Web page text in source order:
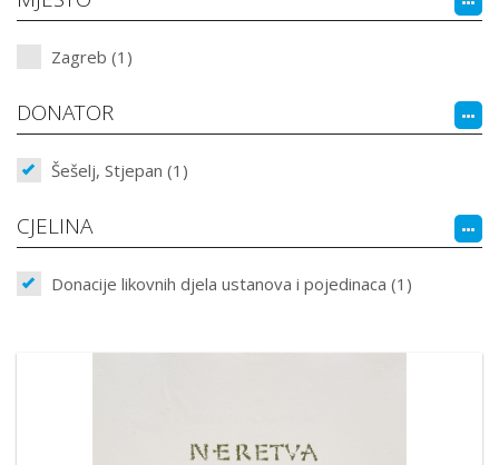
Zagreb (1)
DONATOR
Šešelj, Stjepan (1)
CJELINA
Donacije likovnih djela ustanova i pojedinaca (1)